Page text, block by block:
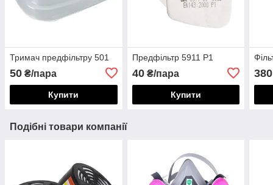
Тримач предфільтру 501
50 ₴/пара
Купити
Предфільтр 5911 Р1
40₴/пара
Купити
380
Подібні товари компанії